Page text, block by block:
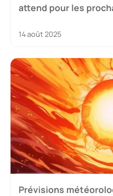
attend pour les
14 août 2025
Prévisions